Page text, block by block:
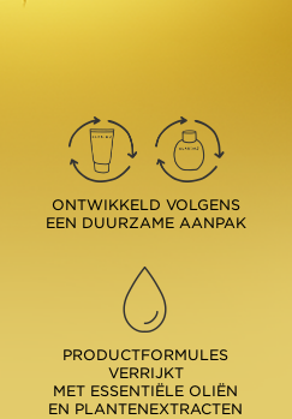
ONTWIKKELD VOLGENS
EEN DUURZAME AANPAK
PRODUCTFORMULES
VERRIJKT
MET ESSENTIËLE OLIËN
EN PLANTENEXTRACTEN